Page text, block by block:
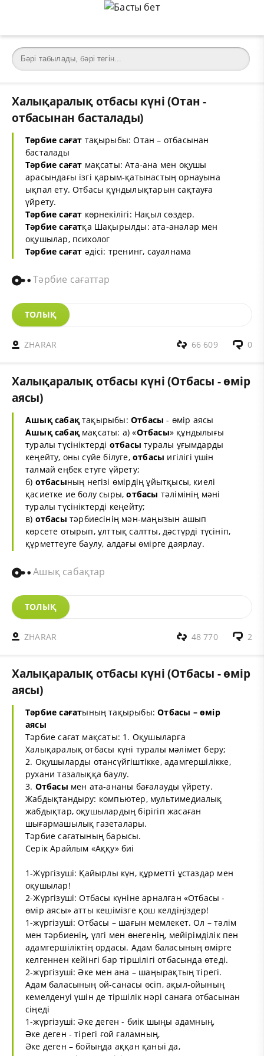
Халықаралық отбасы күні (Отан -
отбасынан басталады)
Тәрбие сағат тақырыбы: Отан – отбасынан
басталады
Тәрбие сағат мақсаты: Ата-ана мен оқушы
арасындағы ізгі қарым-қатынастың орнауына
ықпал ету. Отбасы құндылықтарын сақтауға
үйрету.
Тәрбие сағат көрнекілігі: Нақыл сөздер.
Тәрбие сағатқа Шақырылды: ата-аналар мен
оқушылар, психолог
Тәрбие сағат әдісі: тренинг, сауалнама
Тәрбие сағаттар
ТОЛЫҚ
ZHARAR 0
66 609
Халықаралық отбасы күні (Отбасы - өмір
аясы)
Ашық сабақтақырыбы:Отбасы - өмір аясы
Ашық сабақмақсаты: а) «Отбасы» құндылығы
туралы түсініктерді отбасы туралы ұғымдарды
кеңейту, оны сүйе білуге, отбасы игілігі үшін
талмай еңбек етуге үйрету;
б) отбасының негізі өмірдің ұйытқысы, киелі
қасиетке ие болу сыры,отбасы тәлімінің мәні
туралы түсініктерді кеңейту;
в) отбасы тәрбиесінің мән-маңызын ашып
көрсете отырып, ұлттық салтты, дәстүрді түсініп,
құрметтеуге баулу, алдағы өмірге даярлау.
Ашық сабақтар
ТОЛЫҚ
ZHARAR 2
48 770
Халықаралық отбасы күні (Отбасы - өмір
аясы)
Тәрбие сағатының тақырыбы:Отбасы – өмір
аясы
Тәрбие сағат мақсаты: 1. Оқушыларға
Халықаралық отбасы күні туралы мәлімет беру;
2. Оқушыларды отансүйгіштікке, адамгершілікке,
рухани тазалыққа баулу.
3. Отбасы мен ата-ананы бағалауды үйрету.
Жабдықтандыру: компьютер, мультимедиалық
жабдықтар, оқушылардың бірігіп жасаған
шығармашылық газеталары.
Тәрбие сағатының барысы.
Серік Арайлым «Аққу» биі
1-Жүргізуші: Қайырлы күн, құрметті ұстаздар мен
оқушылар!
2-Жүргізуші: Отбасы күніне арналған «Отбасы -
өмір аясы» атты кешімізге қош келдіңіздер!
1-жүргізуші: Отбасы – шағын мемлекет. Ол – тәлім
мен тәрбиенің, үлгі мен өнегенің, мейірімділік пен
адамгершіліктің ордасы. Адам баласының өмірге
келгеннен кейінгі бар тіршілігі отбасында өтеді.
2-жүргізуші: Әке мен ана – шаңырақтың тірегі.
Адам баласының ой-санасы өсіп, ақыл-ойының
кемелденуі үшін де тіршілік нәрі санаға отбасынан
сіңеді
1-жүргізуші: Әке деген - биік шыңы адамның,
Әке деген - тірегі ғой ғаламның,
Әке деген – бойыңда аққан қаныі да,